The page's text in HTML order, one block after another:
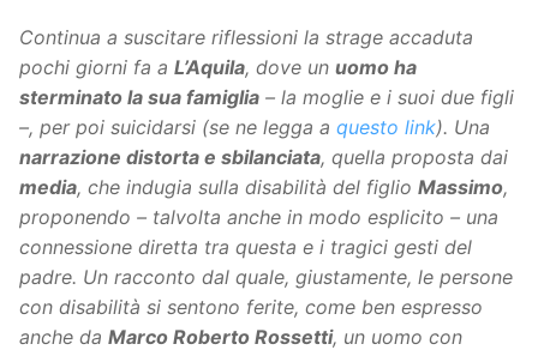
Continua a suscitare riflessioni la strage accaduta
pochi giorni fa a L’Aquila, dove un uomo ha
sterminato la sua famiglia – la moglie e i suoi due figli
–, per poi suicidarsi (se ne legga a questo link). Una
narrazione distorta e sbilanciata, quella proposta dai
media, che indugia sulla disabilità del figlio Massimo,
proponendo – talvolta anche in modo esplicito – una
connessione diretta tra questa e i tragici gesti del
padre. Un racconto dal quale, giustamente, le persone
con disabilità si sentono ferite, come ben espresso
anche da Marco Roberto Rossetti, un uomo con